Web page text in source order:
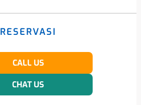
RESERVASI
CALL US
CHAT US